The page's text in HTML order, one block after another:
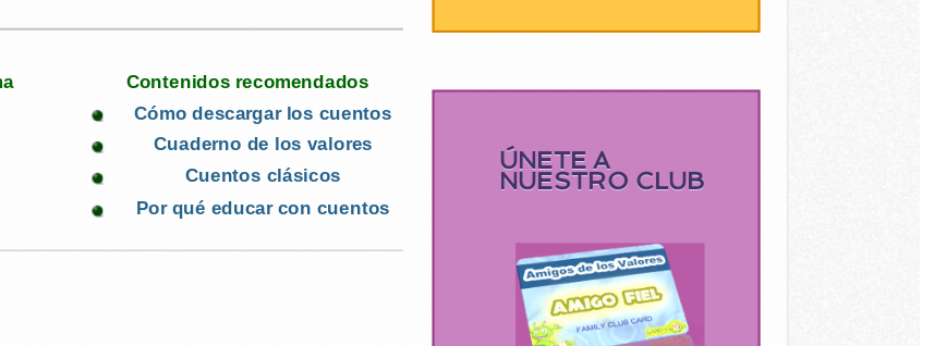
Contenidos recomendados
Cómo descargar los cuentos
Cuaderno de los valores
Cuentos clásicos
Por qué educar con cuentos
ÚNETE A
NUESTRO CLUB